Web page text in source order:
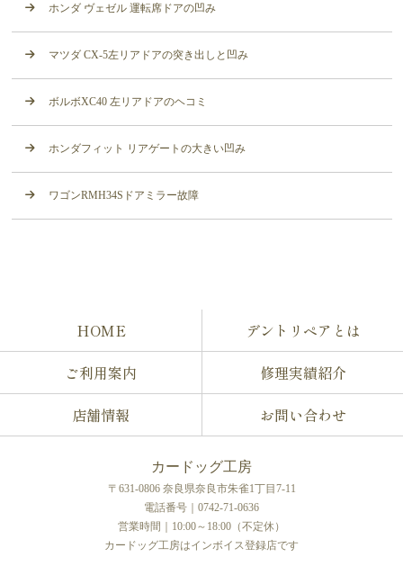
ホンダ ヴェゼル 運転席ドアの凹み
マツダ CX-5左リアドアの突き出しと凹み
ボルボXC40 左リアドアのヘコミ
ホンダフィット リアゲートの大きい凹み
ワゴンRMH34Sドアミラー故障
HOME
デントリペアとは
ご利用案内
修理実績紹介
店舗情報
お問い合わせ
カードッグ工房
〒631-0806 奈良県奈良市朱雀1丁目7-11
電話番号｜0742-71-0636
営業時間｜10:00～18:00（不定休）
カードッグ工房はインボイス登録店です